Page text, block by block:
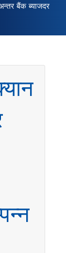
बैंक ब्याजदर